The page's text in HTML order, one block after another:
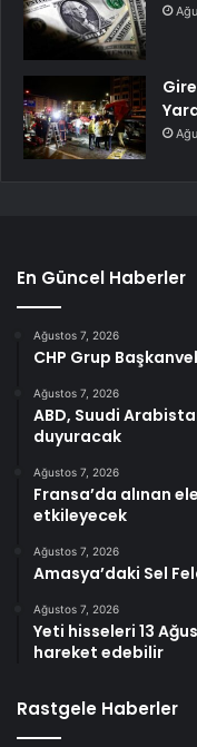
En Güncel Haberler
Ağustos 7, 2026
CHP Grup
Ağustos 7, 2026
ABD, Suudi
duyuracak
Ağustos 7, 2026
Fransa’da alınan
etkileyecek
Ağustos 7, 2026
Amasya’daki Sel
Ağustos 7, 2026
Yeti hisseleri 13
hareket edebilir
Rastgele Haberler